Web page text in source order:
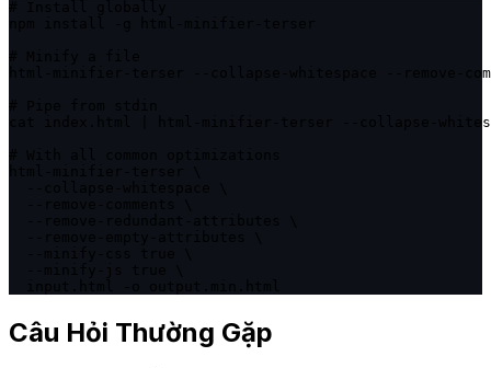
html-minifier-terser --collapse-whitespace --remove-
cat index.html | html-minifier-terser --collapse-
Câu Hỏi Thường Gặp